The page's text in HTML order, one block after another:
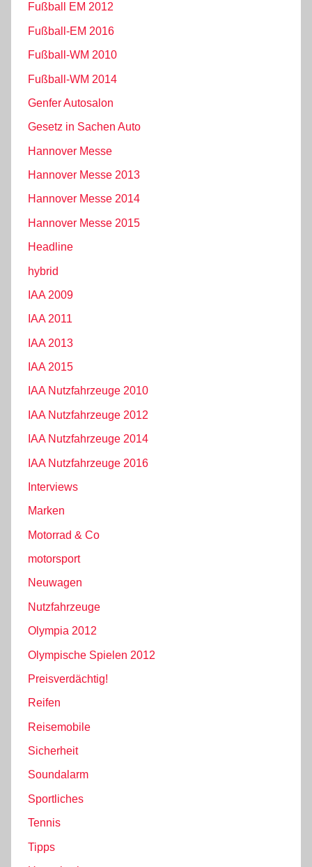
Fußball EM 2012
Fußball-EM 2016
Fußball-WM 2010
Fußball-WM 2014
Genfer Autosalon
Gesetz in Sachen Auto
Hannover Messe
Hannover Messe 2013
Hannover Messe 2014
Hannover Messe 2015
Headline
hybrid
IAA 2009
IAA 2011
IAA 2013
IAA 2015
IAA Nutzfahrzeuge 2010
IAA Nutzfahrzeuge 2012
IAA Nutzfahrzeuge 2014
IAA Nutzfahrzeuge 2016
Interviews
Marken
Motorrad & Co
motorsport
Neuwagen
Nutzfahrzeuge
Olympia 2012
Olympische Spielen 2012
Preisverdächtig!
Reifen
Reisemobile
Sicherheit
Soundalarm
Sportliches
Tennis
Tipps